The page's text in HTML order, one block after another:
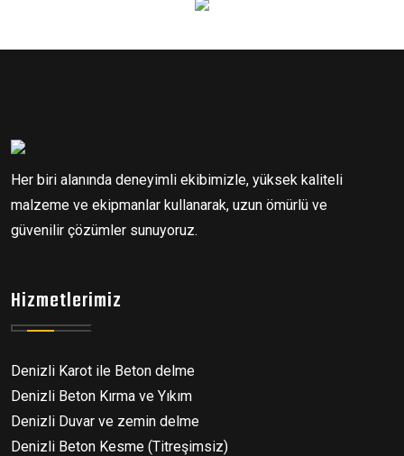
Her biri alanında deneyimli ekibimizle, yüksek kaliteli
malzeme ve ekipmanlar kullanarak, uzun ömürlü ve
güvenilir çözümler sunuyoruz.
Hizmetlerimiz
Denizli Karot ile Beton delme
Denizli Beton Kırma ve Yıkım
Denizli Duvar ve zemin delme
Denizli Beton Kesme (Titreşimsiz)